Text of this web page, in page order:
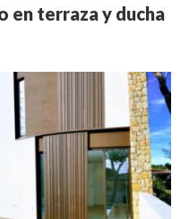
en terraza y ducha